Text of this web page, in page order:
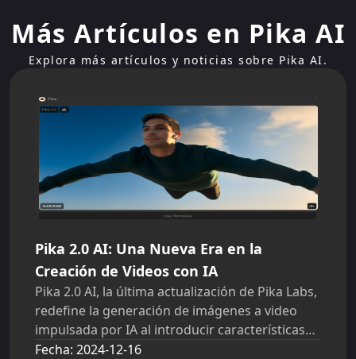
Más Artículos en Pika AI
Explora más artículos y noticias sobre Pika AI.
Pika 2.0 AI: Una Nueva Era en la
Creación de Videos con IA
Pika 2.0 AI, la última actualización de Pika Labs,
redefine la generación de imágenes a video
impulsada por IA al introducir características
innovadoras y una personalización mejorada.
Fecha: 2024-12-16